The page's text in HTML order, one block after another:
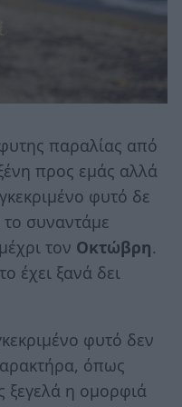
παραλίας από
προς εμάς αλλά
φυτό δε
συναντάμε
μέχρι τον Οκτώβρη.
έχει ξανά δει
φυτό δεν
όπως
ξεγελά η ομορφιά